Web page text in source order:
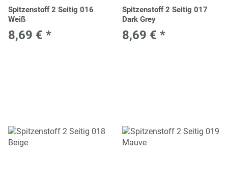
Spitzenstoff 2 Seitig 016
Weiß
8,69 € *
Spitzenstoff 2 Seitig 017
Dark Grey
8,69 € *